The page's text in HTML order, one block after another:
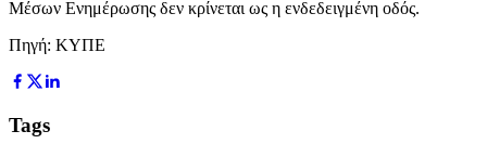
Μέσων Ενημέρωσης δεν κρίνεται ως η ενδεδειγμένη οδός.
Πηγή: ΚΥΠΕ
Tags